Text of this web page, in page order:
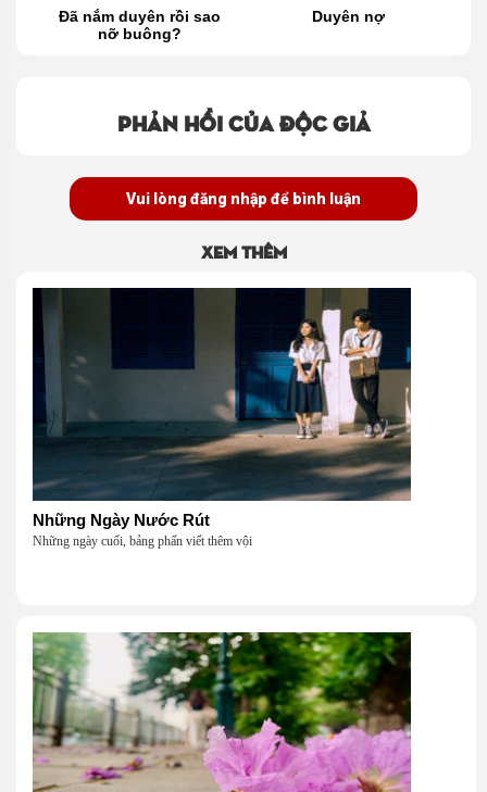
Đã nắm duyên rồi sao
nỡ buông?
Duyên nợ
Phản hồi của độc giả
Vui lòng đăng nhập để bình luận
Xem thêm
Những Ngày Nước Rút
Những ngày cuối, bảng phấn viết thêm vội